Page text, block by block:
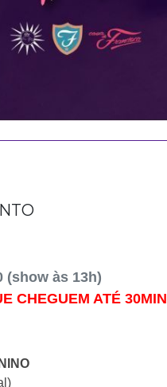
(show às 13h)
CHEGUEM ATÉ